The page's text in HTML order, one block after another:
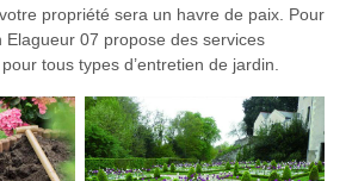
propriété sera un havre de paix. Pour
Elagueur 07 propose des services
tous types d’entretien de jardin.